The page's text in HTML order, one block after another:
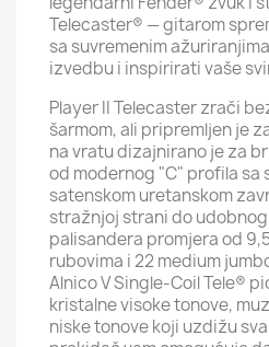
Telecaster® — gitarom
sa suvremenim
izvedbu i inspirirati vaše
Player II Telecaster zrači
šarmom, ali pripremljen je
na vratu dizajnirano je za
od modernog "C" profila sa
satenskom uretanskom
stražnjoj strani do
palisandera promjera od
rubovima i 22 medium
Alnico V Single-Coil Tele®
kristalne visoke tonove,
niske tonove koji uzdižu